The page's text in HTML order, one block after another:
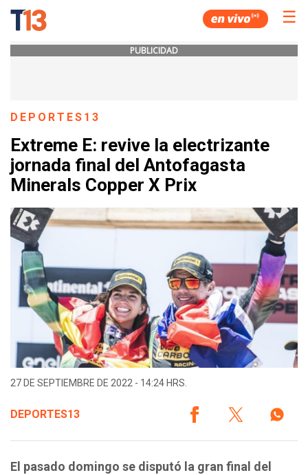
☰
PUBLICIDAD
DEPORTES13
Extreme E: revive la electrizante
jornada final del Antofagasta
Minerals Copper X Prix
27 DE SEPTIEMBRE DE 2022 - 14:24 HRS.
DEPORTES13
El pasado domingo se disputó la gran final del